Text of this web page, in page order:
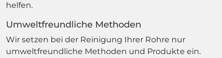
helfen.
Umweltfreundliche Methoden
Wir setzen bei der Reinigung Ihrer Rohre nur
umweltfreundliche Methoden und Produkte ein.